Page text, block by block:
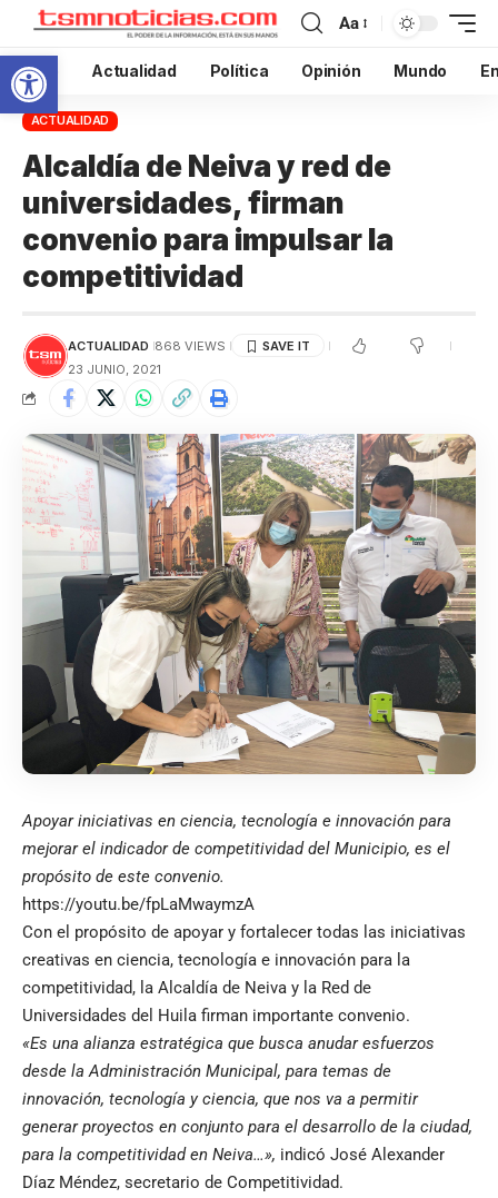
Abrir barra de herramientas
Aa
Inicio Actualidad Política Opinión Mundo
ACTUALIDAD
Alcaldía de Neiva y red de
universidades, firman
convenio para impulsar la
competitividad
ACTUALIDAD 868 VIEWS
23 JUNIO, 2021
Apoyar iniciativas en ciencia, tecnología e innovación para
mejorar el indicador de competitividad del Municipio, es el
propósito de este convenio.
https://youtu.be/fpLaMwaymzA
Con el propósito de apoyar y fortalecer todas las iniciativas
creativas en ciencia, tecnología e innovación para la
competitividad, la Alcaldía de Neiva y la Red de
Universidades del Huila firman importante convenio.
«Es una alianza estratégica que busca anudar esfuerzos
desde la Administración Municipal, para temas de
innovación, tecnología y ciencia, que nos va a permitir
generar proyectos en conjunto para el desarrollo de la ciudad,
para la competitividad en Neiva…», indicó José Alexander
Díaz Méndez, secretario de Competitividad.